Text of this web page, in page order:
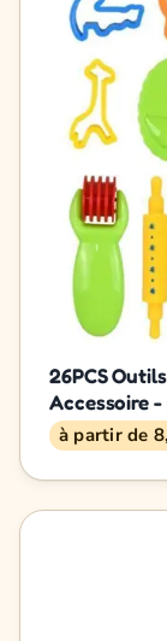
26PCS
Accessoire
à partir de